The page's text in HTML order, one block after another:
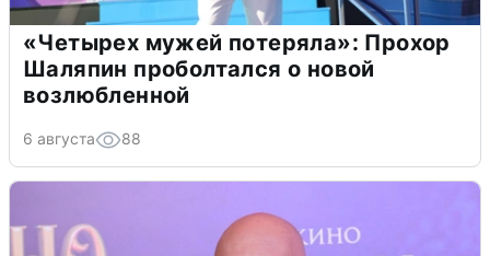
«Четырех мужей потеряла»: Прохор
Шаляпин проболтался о новой
возлюбленной
6 августа 88